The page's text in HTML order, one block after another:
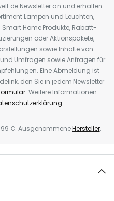
Newsletter an und erhalten
Lampen und Leuchten,
Home Produkte, Rabatt-
oder Aktionspakete,
sowie Inhalte von
Umfragen sowie Anfragen für
Eine Abmeldung ist
den Sie in jedem Newsletter
. Weitere Informationen
.
€. AusgenommeneHersteller.